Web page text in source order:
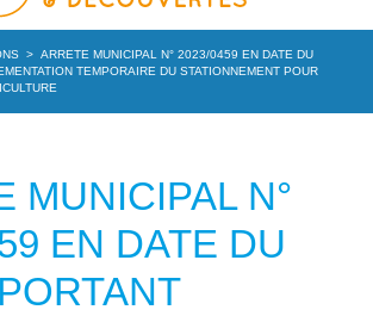
> ARRETE MUNICIPAL N° 2023/0459 EN DATE DU
TEMPORAIRE DU STATIONNEMENT POUR
MUNICIPAL N°
EN DATE DU